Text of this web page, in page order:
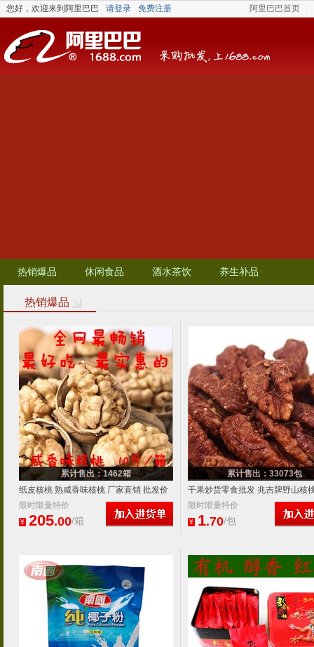
您好， 欢迎来到阿里巴巴 请登录 免费注册 阿里巴巴首页
热销爆品 休闲食品 酒水茶饮 养生补品
热销爆品
累计售出：1462箱
纸皮核桃 熟咸香味核桃 厂家直销 批发价
10斤/箱
限时限量特价
¥ 205.00/箱
累计售出：33073包
干果炒货零食批发 兆吉牌野山核
40包包邮 20g左右每包
限时限量特价
¥ 1.70/包